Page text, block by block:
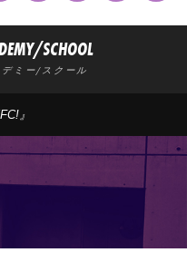
SCHOOL
デミー/スクール
』